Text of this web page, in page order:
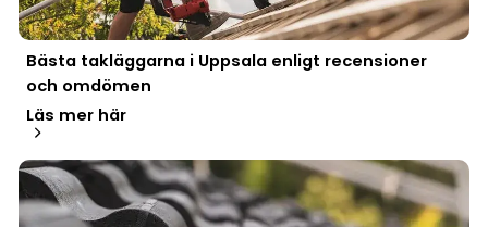
Bästa takläggarna i Uppsala enligt recensioner
och omdömen
Läs mer här